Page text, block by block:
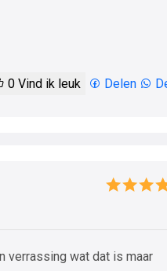
0 Vind ik leuk Delen
verrassing wat dat is maar